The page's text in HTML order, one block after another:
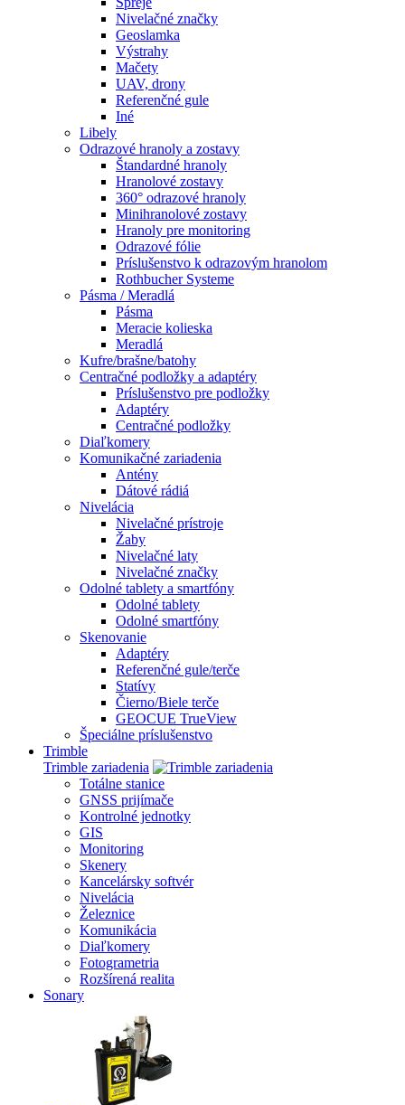
Nivelačné značky
Geoslamka
Výstrahy
Mačety
UAV, drony
Referenčné gule
Iné
Libely
Odrazové hranoly a zostavy
Štandardné hranoly
Hranolové zostavy
360° odrazové hranoly
Minihranolové zostavy
Hranoly pre monitoring
Odrazové fólie
Príslušenstvo k odrazovým hranolom
Rothbucher Systeme
Pásma / Meradlá
Pásma
Meracie kolieska
Meradlá
Kufre/brašne/batohy
Centračné podložky a adaptéry
Príslušenstvo pre podložky
Adaptéry
Centračné podložky
Diaľkomery
Komunikačné zariadenia
Antény
Dátové rádiá
Nivelácia
Nivelačné prístroje
Žaby
Nivelačné laty
Nivelačné značky
Odolné tablety a smartfóny
Odolné tablety
Odolné smartfóny
Skenovanie
Adaptéry
Referenčné gule/terče
Statívy
Čierno/Biele terče
GEOCUE TrueView
Špeciálne príslušenstvo
Trimble
Trimble zariadenia
Totálne stanice
GNSS prijímače
Kontrolné jednotky
GIS
Monitoring
Skenery
Kancelársky softvér
Nivelácia
Železnice
Komunikácia
Diaľkomery
Fotogrametria
Rozšírená realita
Sonary